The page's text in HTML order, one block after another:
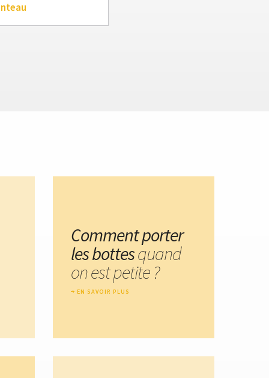
Comment porter
les bottesquand
on est petite ?
EN SAVOIR PLUS